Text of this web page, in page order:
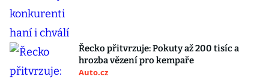
Řecko přitvrzuje: Pokuty až 200 tisíc a
hrozba vězení pro kempaře
Auto.cz